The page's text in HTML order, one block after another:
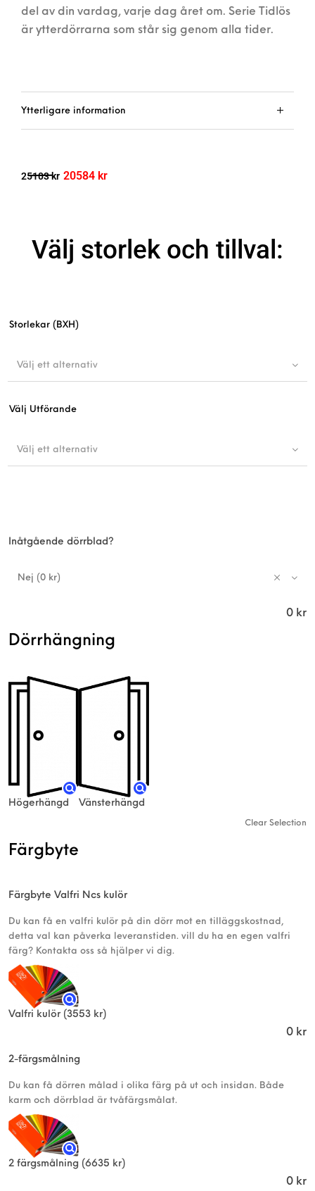
del av din vardag, varje dag året om. Serie Tidlös
är ytterdörrarna som står sig genom alla tider.
Ytterligare information
25103kr 20584 kr
Välj storlek och tillval:
Storlekar (BXH)
Välj ett alternativ
Välj Utförande
Välj ett alternativ
Inåtgående dörrblad?
Nej (0 kr)
0 kr
Dörrhängning
Högerhängd Vänsterhängd
Clear Selection
Färgbyte
Färgbyte Valfri Ncs kulör
Du kan få en valfri kulör på din dörr mot en tilläggskostnad,
detta val kan påverka leveranstiden. vill du ha en egen valfri
färg? Kontakta oss så hjälper vi dig.
Valfri kulör(3553 kr)
0 kr
2-färgsmålning
Du kan få dörren målad i olika färg på ut och insidan. Både
karm och dörrblad är tvåfärgsmålat.
2 färgsmålning (6635 kr)
0 kr